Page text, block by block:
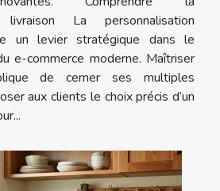
livraison La personnalisation
un levier stratégique dans le
e-commerce moderne. Maîtriser
de cerner ses multiples
aux clients le choix précis d’un